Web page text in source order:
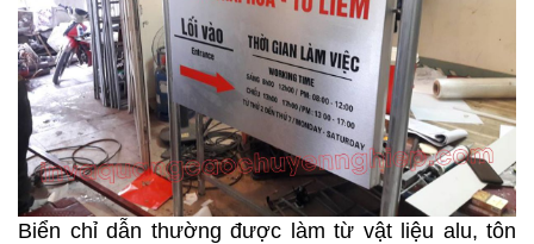
Biển chỉ dẫn thường được làm từ vật liệu alu, tôn